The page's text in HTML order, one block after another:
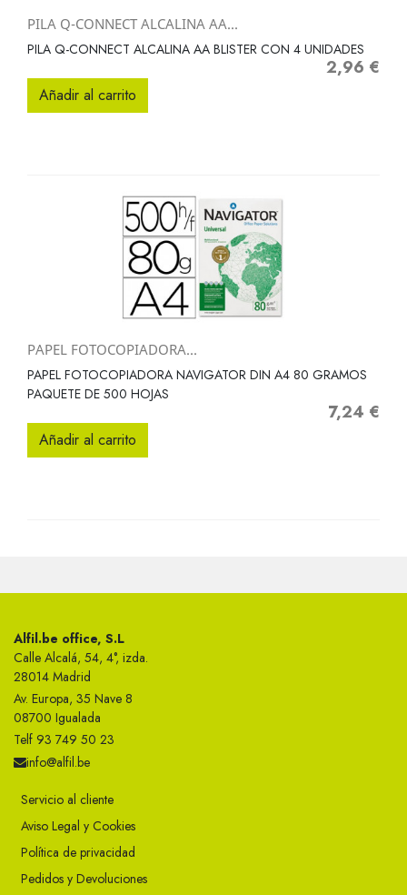
PILA Q-CONNECT ALCALINA AA...
PILA Q-CONNECT ALCALINA AA BLISTER CON 4 UNIDADES
Precio
2,96 €
Añadir al carrito
PAPEL FOTOCOPIADORA...
PAPEL FOTOCOPIADORA NAVIGATOR DIN A4 80 GRAMOS
PAQUETE DE 500 HOJAS
Precio
7,24 €
Añadir al carrito
Alfil.be office, S.L
Calle Alcalá, 54, 4°, izda.
28014 Madrid
Av. Europa, 35 Nave 8
08700 Igualada
Telf 93 749 50 23
info@alfil.be
Servicio al cliente
Aviso Legal y Cookies
Política de privacidad
Pedidos y Devoluciones